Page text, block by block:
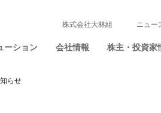
ーション 会社情報 株主・投資家
株式会社大林組 ニュー
らせ